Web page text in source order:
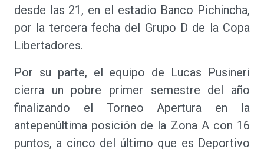
desde las 21, en el estadio Banco Pichincha,
por la tercera fecha del Grupo D de la Copa
Libertadores.
Por su parte, el equipo de Lucas Pusineri
cierra un pobre primer semestre del año
finalizando el Torneo Apertura en la
antepenúltima posición de la Zona A con 16
puntos, a cinco del último que es Deportivo